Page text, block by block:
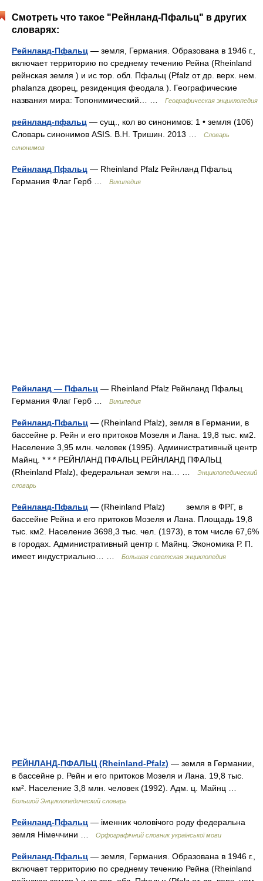
Смотреть что такое "Рейнланд-Пфальц" в других
словарях:
Рейнланд-Пфальц — земля, Германия. Образована в 1946 г.,
включает территорию по среднему течению Рейна (Rheinland
рейнская земля ) и ис тор. обл. Пфальц (Pfalz от др. верх. нем.
phalanza дворец, резиденция феодала ). Географические
названия мира: Топонимический… …
Географическая энциклопедия
рейнланд-пфальц — сущ., кол во синонимов: 1 • земля (106)
Словарь синонимов ASIS. В.Н. Тришин. 2013 …
Словарь
синонимов
Рейнланд Пфальц — Rheinland Pfalz Рейнланд Пфальц
Германия Флаг Герб …
Википедия
Рейнланд — Пфальц — Rheinland Pfalz Рейнланд Пфальц
Германия Флаг Герб …
Википедия
Рейнланд-Пфальц — (Rheinland Pfalz), земля в Германии, в
бассейне р. Рейн и его притоков Мозеля и Лана. 19,8 тыс. км2.
Население 3,95 млн. человек (1995). Административный центр
Майнц. * * * РЕЙНЛАНД ПФАЛЬЦ РЕЙНЛАНД ПФАЛЬЦ
(Rheinland Pfalz), федеральная земля на… …
Энциклопедический
словарь
Рейнланд-Пфальц — (Rheinland Pfalz) земля в ФРГ, в
бассейне Рейна и его притоков Мозеля и Лана. Площадь 19,8
тыс. км2. Население 3698,3 тыс. чел. (1973), в том числе 67,6%
в городах. Административный центр г. Майнц. Экономика Р. П.
имеет индустриально… …
Большая советская энциклопедия
РЕЙНЛАНД-ПФАЛЬЦ (Rheinland-Pfalz) — земля в Германии,
в бассейне р. Рейн и его притоков Мозеля и Лана. 19,8 тыс.
км². Население 3,8 млн. человек (1992). Адм. ц. Майнц …
Большой Энциклопедический словарь
Рейнланд-Пфальц — іменник чоловічого роду федеральна
земля Німеччини …
Орфографічний словник української мови
Рейнланд-Пфальц — земля, Германия. Образована в 1946 г.,
включает территорию по среднему течению Рейна (Rheinland